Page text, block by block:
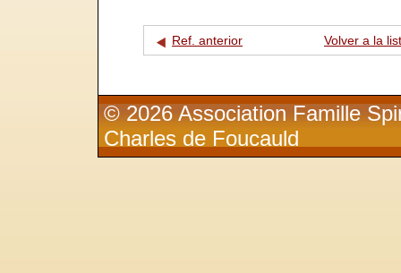
Ref. anterior Volver a la
© 2026 Association Famille
Charles de Foucauld